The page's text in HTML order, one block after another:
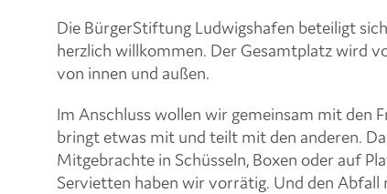
Die BürgerStiftung Ludwigshafen beteiligt
herzlich willkommen. Der Gesamtplatz wird
von innen und außen.
Im Anschluss wollen wir gemeinsam mit den
bringt etwas mit und teilt mit den anderen.
Mitgebrachte in Schüsseln, Boxen oder auf
Servietten haben wir vorrätig. Und den